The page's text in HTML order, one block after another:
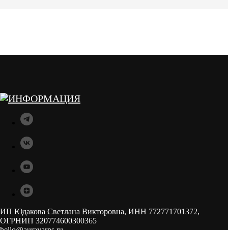
ИП Юдакова Светлана Викторовна, ИНН 772771701372,
ОГРНИП 320774600300365